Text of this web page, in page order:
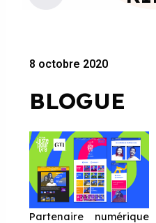
8 octobre 2020
BLOGUE
Partenaire numérique